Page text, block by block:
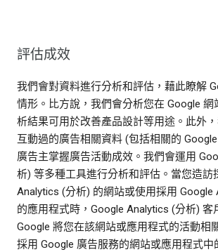
評估成效
我們會對資料進行分析和評估，藉此瞭解
情形。比方說，我們會分析您在 Google
析結果可用於改善產品設計等用途。此外
互動過的廣告相關資料 (包括相關的
廣告主掌握廣告活動成效。我們會運用
析) 等多種工具進行分析和評估。當您造訪
Analytics (分析) 的網站或使用採用 Google
的應用程式時，Google Analytics (分析) 客
Google 將您在該網站或應用程式的活動相
採用 Google 廣告服務的網站或應用程式中